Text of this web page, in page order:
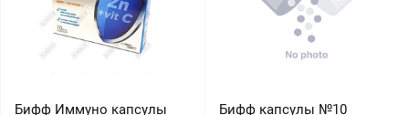
Бифф Иммуно капсулы
Бифф капсулы №10